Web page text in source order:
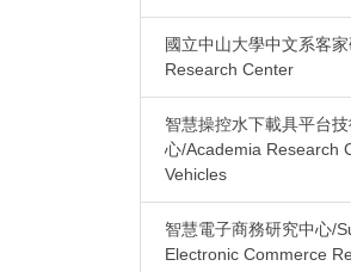
國立中山大學中文系客
Research Center
智慧操控水下載具平台
心/Academia Research
Vehicles
智慧電子商務研究中心/
Electronic Commerce